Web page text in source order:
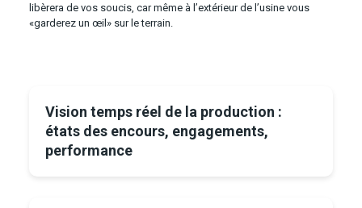
libèrera de vos soucis, car même à l’extérieur de l’usine vous
«garderez un œil» sur le terrain.
Vision temps réel de la production :
états des encours, engagements,
performance